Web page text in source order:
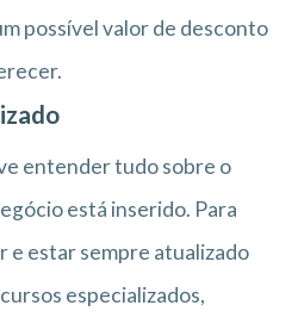
possível valor de desconto
entender tudo sobre o
está inserido. Para
e estar sempre atualizado
especializados,